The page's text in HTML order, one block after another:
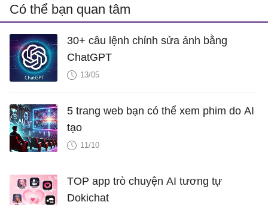
Có thể bạn quan tâm
30+ câu lệnh chỉnh sửa ảnh bằng
ChatGPT
13/05
5 trang web bạn có thể xem phim do AI
tạo
11/10
TOP app trò chuyện AI tương tự
Dokichat